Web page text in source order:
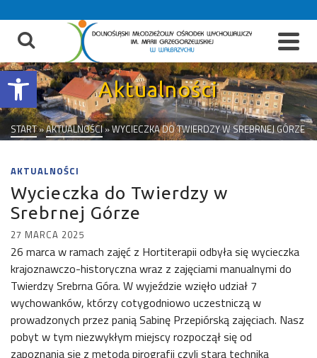
Otwórz pasek narzędzi
treści
Aktualności
START»AKTUALNOŚCI»WYCIECZKA DO TWIERDZY W SREBRNEJ GÓRZE
AKTUALNOŚCI
Wycieczka do Twierdzy w
Srebrnej Górze
27 MARCA 2025
26 marca w ramach zajęć z Hortiterapii odbyła się wycieczka
krajoznawczo-historyczna wraz z zajęciami manualnymi do
Twierdzy Srebrna Góra. W wyjeździe wzięło udział 7
wychowanków, którzy cotygodniowo uczestniczą w
prowadzonych przez panią Sabinę Przepiórską zajęciach. Nasz
pobyt w tym niezwykłym miejscy rozpoczął się od
zapoznania się z metodą pirografii czyli starą techniką